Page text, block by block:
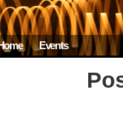
Events